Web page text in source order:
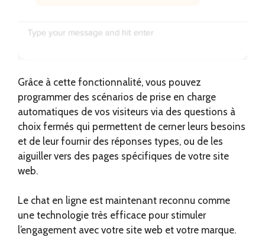
Grâce à cette fonctionnalité, vous pouvez
programmer des scénarios de prise en charge
automatiques de vos visiteurs via des questions à
choix fermés qui permettent de cerner leurs besoins
et de leur fournir des réponses types, ou de les
aiguiller vers des pages spécifiques de votre site
web.
Le chat en ligne est maintenant reconnu comme
une technologie très efficace pour stimuler
l’engagement avec votre site web et votre marque.